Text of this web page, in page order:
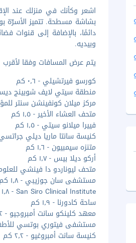
بشاشة مسطحة. تتميز الأسرّة
دائمًا، بالإضافة إلى قنوات
وبيديه.
يتم عرض المسافات وفقا لأقرب 0,1 كيلومتر.
كورسو فيرتشيلي - ٠٫٦ كم
منطقة سيتي لايف شوبينج
مركز ميلان كونفينشن سنتر
متحف العشاء الأخير - ١٫٥ كم
فييرا ميلانو سيتي - ١٫٥ كم
كنيسة سانتا ماريا ديلي جراتسي -
متنزه سيمبيون - ١٫٦ كم
أركو ديلا بيس - ١٫٧ كم
متحف ليوناردو دا فينشي للعلوم
مستشفى سان جوزيبي - ١٫٨ كم
San Siro Clinical Institute - ١٫٨ كم
ساحة كادورنا - ١٫٩ كم
معهد كلينكو سانت أمبروجيو - ٢ كم
مستشفى فيتوري بوتسي للأطفال -
كنيسة سانت أمبروغيو - ٢٫٢ كم